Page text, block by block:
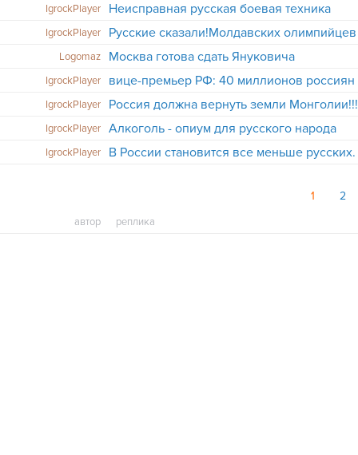
IgrockPlayer Неисправная русская боевая техника
IgrockPlayer
Logomaz
Москва готова сдать Януковича
IgrockPlayer
IgrockPlayer
Россия должна вернуть земли Монголии!!!
IgrockPlayer Алкоголь - опиум для русского народа
IgrockPlayer
1 2
автор реплика